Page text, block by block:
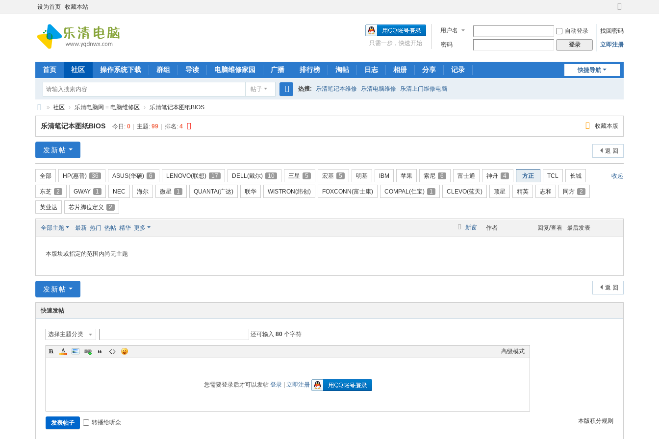
设为首页 收藏本站
切
到
宽
用户名 自动登录
找回密码
密码
登录 立即注册
只需一步，快速开始
快捷导航
首页 社区 操作系统下载 群组 导读 电脑维修家园 广播 排行榜 淘帖 日志 相册 分享 记录
帖子
索
热搜: 乐清笔记本维修 乐清电脑维修 乐清上门维修电脑
乐
清
晨
电
脑
维
修
» 社区 › 乐清电脑网 ≡ 电脑维修区 › 乐清笔记本图纸BIOS
收藏本版
乐清笔记本图纸BIOS 今日: 0 主题: 99 排名: 4
返 回
发新帖
收起
全部 HP(惠普) 36 ASUS(华硕) 6 LENOVO(联想) 17 DELL(戴尔) 10 三星 5 宏基 5 明基 IBM 苹果 索尼 6 富士通 神舟 4 方正 TCL 长城
东芝 2 GWAY 1 NEC 海尔 微星 1 QUANTA(广达) 联华 WISTRON(纬创) FOXCONN(富士康) COMPAL(仁宝) 1 CLEVO(蓝天) 顶星 精英 志和 同方 2
英业达 芯片脚位定义 2
新窗
全部主题 最新 热门 热帖 精华 更多 作者 回复/查看 最后发表
本版块或指定的范围内尚无主题
返 回
发新帖
快速发帖
选择主题分类 还可输入 80 个字符
高级模式
您需要登录后才可以发帖 登录| 立即注册
本版积分规则
发表帖子 转播给听众